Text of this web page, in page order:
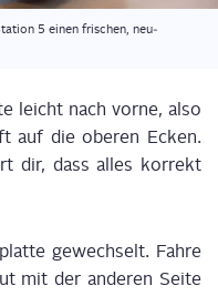
5 einen fri­schen, neu­
leicht nach vor­ne, also
auf die obe­ren Ecken.
dir, dass alles kor­rekt
gewech­selt. Fah­re
mit der ande­ren Sei­te